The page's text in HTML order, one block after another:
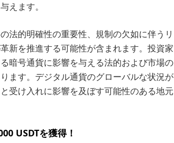
えます。
法的明確性の重要性、規制の欠如に伴うリ
新を推進する可能性が含まれます。投資家
暗号通貨に影響を与える法的および市場の
ます。デジタル通貨のグローバルな状況が
受け入れに影響を及ぼす可能性のある地元
USDTを獲得！